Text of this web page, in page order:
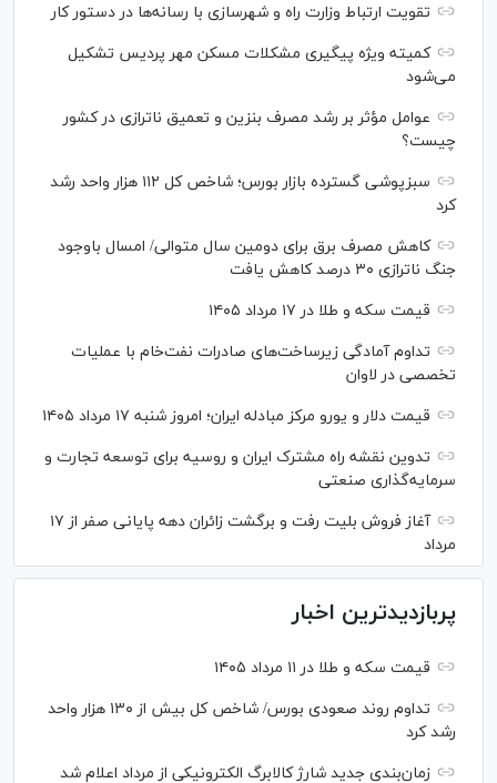
تقویت ارتباط وزارت راه و شهرسازی با رسانه‌ها در دستور کار
کمیته ویژه پیگیری مشکلات مسکن مهر پردیس تشکیل
می‌شود
عوامل مؤثر بر رشد مصرف بنزین و تعمیق ناترازی در کشور
چیست؟
سبزپوشی گسترده بازار بورس؛ شاخص کل ۱۱۲ هزار واحد رشد
کرد
کاهش مصرف برق برای دومین سال متوالی/ امسال باوجود
جنگ ناترازی ۳۰ درصد کاهش یافت
قیمت سکه و طلا در ۱۷ مرداد ۱۴۰۵
تداوم آمادگی زیرساخت‌های صادرات نفت‌خام با عملیات
تخصصی در لاوان
قیمت دلار و یورو مرکز مبادله ایران؛ امروز شنبه ۱۷ مرداد ۱۴۰۵
تدوین نقشه راه مشترک ایران و روسیه برای توسعه تجارت و
سرمایه‌گذاری صنعتی
آغاز فروش بلیت رفت و برگشت زائران دهه پایانی صفر از ۱۷
مرداد
پربازدیدترین اخبار
قیمت سکه و طلا در ۱۱ مرداد ۱۴۰۵
تداوم روند صعودی بورس/ شاخص کل بیش از ۱۳۰ هزار واحد
رشد کرد
زمان‌بندی جدید شارژ کالابرگ الکترونیکی از مرداد اعلام شد